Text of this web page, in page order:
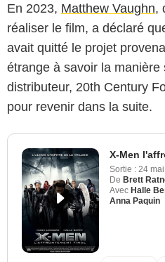
En 2023, Matthew Vaughn,
réaliser le film, a déclaré
avait quitté le projet
étrange à savoir la manière
distributeur, 20th Century
pour revenir dans la suite.
X-Men
Sortie : 24
De Brett
Avec Halle
Anna Paquin